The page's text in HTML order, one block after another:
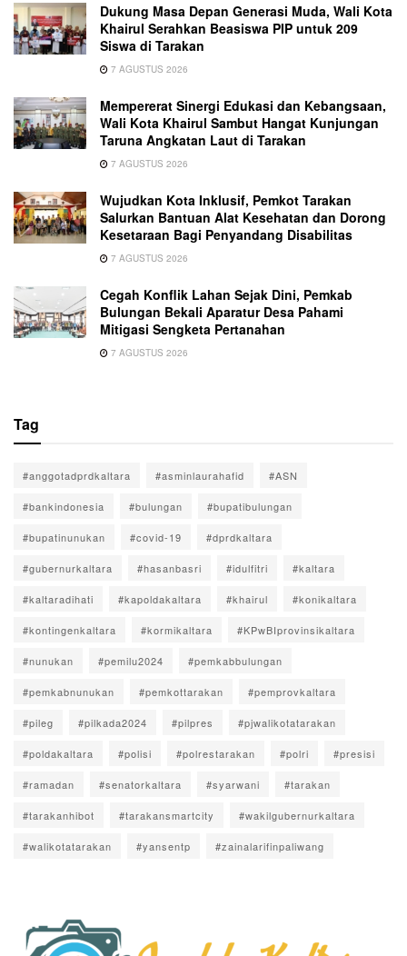
Dukung Masa Depan Generasi Muda, Wali Kota
Khairul Serahkan Beasiswa PIP untuk 209
Siswa di Tarakan
7 AGUSTUS 2026
Mempererat Sinergi Edukasi dan Kebangsaan,
Wali Kota Khairul Sambut Hangat Kunjungan
Taruna Angkatan Laut di Tarakan
7 AGUSTUS 2026
Wujudkan Kota Inklusif, Pemkot Tarakan
Salurkan Bantuan Alat Kesehatan dan Dorong
Kesetaraan Bagi Penyandang Disabilitas
7 AGUSTUS 2026
Cegah Konflik Lahan Sejak Dini, Pemkab
Bulungan Bekali Aparatur Desa Pahami
Mitigasi Sengketa Pertanahan
7 AGUSTUS 2026
Tag
#anggotadprdkaltara #asminlaurahafid #ASN
#bankindonesia #bulungan #bupatibulungan
#bupatinunukan #covid-19 #dprdkaltara
#gubernurkaltara #hasanbasri #idulfitri #kaltara
#kaltaradihati #kapoldakaltara #khairul #konikaltara
#kontingenkaltara #kormikaltara #KPwBIprovinsikaltara
#nunukan #pemilu2024 #pemkabbulungan
#pemkabnunukan #pemkottarakan #pemprovkaltara
#pileg #pilkada2024 #pilpres #pjwalikotatarakan
#poldakaltara #polisi #polrestarakan #polri #presisi
#ramadan #senatorkaltara #syarwani #tarakan
#tarakanhibot #tarakansmartcity #wakilgubernurkaltara
#walikotatarakan #yansentp #zainalarifinpaliwang